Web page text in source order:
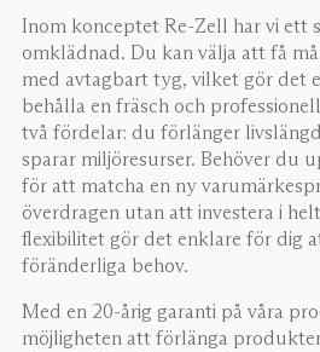
Inom konceptet Re-Zell har vi ett
omklädnad. Du kan välja att få
med avtagbart tyg, vilket gör det
behålla en fräsch och
två fördelar: du förlänger
sparar miljöresurser. Behöver du
för att matcha en ny
överdragen utan att investera i
flexibilitet gör det enklare för dig
föränderliga behov.
Med en 20-årig garanti på våra
möjligheten att förlänga